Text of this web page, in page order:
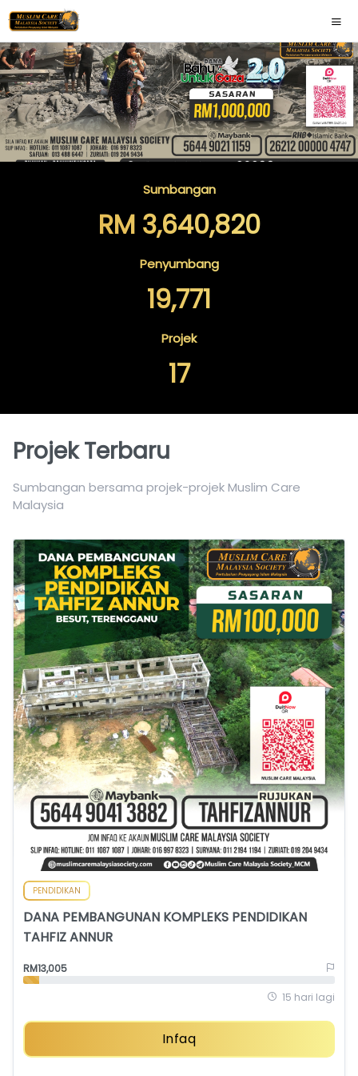
Sumbangan
RM 3,640,820
Penyumbang
19,771
Projek
17
Projek Terbaru
Sumbangan bersama projek-projek Muslim Care
Malaysia
PENDIDIKAN
DANA PEMBANGUNAN KOMPLEKS PENDIDIKAN
TAHFIZ ANNUR
RM13,005
15 hari lagi
Infaq